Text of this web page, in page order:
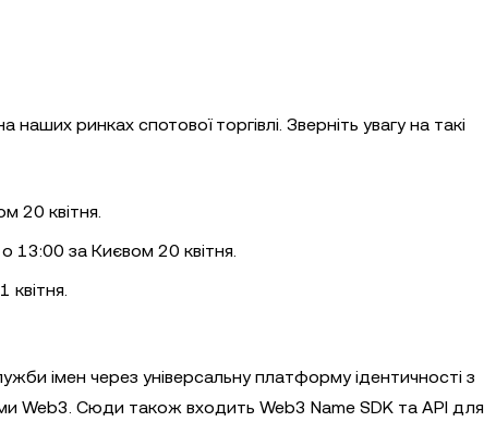
ринках спотової торгівлі. Зверніть увагу на такі
20 квітня.
13:00 за Києвом 20 квітня.
імен через універсальну платформу ідентичності з
Web3. Сюди також входить Web3 Name SDK та API для